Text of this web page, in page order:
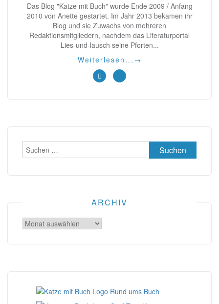
Das Blog "Katze mit Buch" wurde Ende 2009 / Anfang
2010 von Anette gestartet. Im Jahr 2013 bekamen ihr
Blog und sie Zuwachs von mehreren
Redaktionsmitgliedern, nachdem das Literaturportal
Lies-und-lausch seine Pforten...
Weiterlesen... →
Suchen
nach:
ARCHIV
Archiv